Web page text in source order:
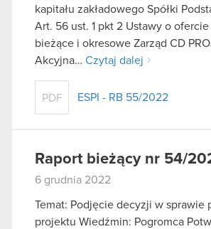
kapitału zakładowego Spółki
Art. 56 ust. 1 pkt 2 Ustawy o
bieżące i okresowe Zarząd CD
Akcyjna… Czytaj dalej
PDF ESPI - RB 55/2022
Raport bieżący nr 54/
6 grudnia 2022
Temat: Podjęcie decyzji w sprawie
projektu Wiedźmin: Pogromca